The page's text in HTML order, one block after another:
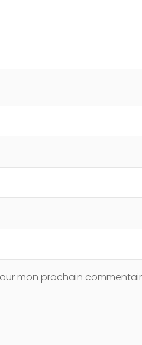
mon prochain